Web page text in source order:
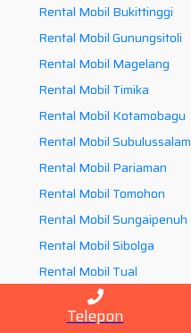
Rental Mobil Bukittinggi
Rental Mobil Gunungsitoli
Rental Mobil Magelang
Rental Mobil Timika
Rental Mobil Kotamobagu
Rental Mobil Subulussalam
Rental Mobil Pariaman
Rental Mobil Tomohon
Rental Mobil Sungaipenuh
Rental Mobil Sibolga
Rental Mobil Tual
Rental Mobil Solok
Rental Mobil Sawahlunto
Telepon